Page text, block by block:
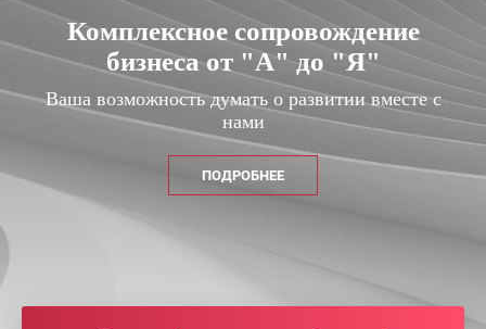
Комплексное сопровождение
бизнеса от "А" до "Я"
Ваша возможность думать о развитии вместе с
нами
ПОДРОБНЕЕ
Офисы в России, Китае, ОАЭ
Ваша возможность расширять сферу интересов
ПОДРОБНЕЕ
Сотрудничество с лучшими
адвокатами и медиаторами
Ваше спокойствие и уверенность в достижении
результата
ПОДРОБНЕЕ